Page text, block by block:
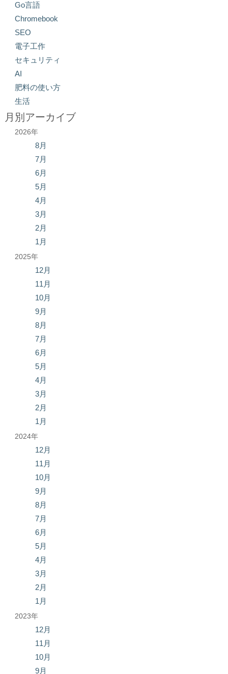
Go言語
Chromebook
SEO
電子工作
セキュリティ
AI
肥料の使い方
生活
月別アーカイブ
2026年
8月
7月
6月
5月
4月
3月
2月
1月
2025年
12月
11月
10月
9月
8月
7月
6月
5月
4月
3月
2月
1月
2024年
12月
11月
10月
9月
8月
7月
6月
5月
4月
3月
2月
1月
2023年
12月
11月
10月
9月